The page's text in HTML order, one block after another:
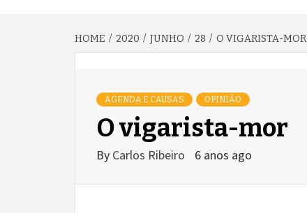
HOME 2020 JUNHO 28 O VIGARISTA-MOR
AGENDA E CAUSAS OPINIÃO
O vigarista-mor
By Carlos Ribeiro 6 anos ago